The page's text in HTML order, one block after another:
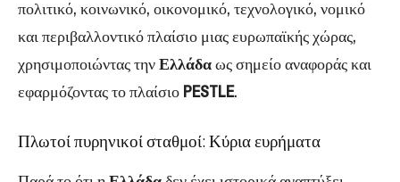
πολιτικό, κοινωνικό, οικονομικό, τεχνολογικό, νομικό
και περιβαλλοντικό πλαίσιο μιας ευρωπαϊκής χώρας,
χρησιμοποιώντας τηνΕλλάδαως σημείο αναφοράς και
εφαρμόζοντας το πλαίσιο PESTLE.
Πλωτοί πυρηνικοί σταθμοί: Κύρια ευρήματα